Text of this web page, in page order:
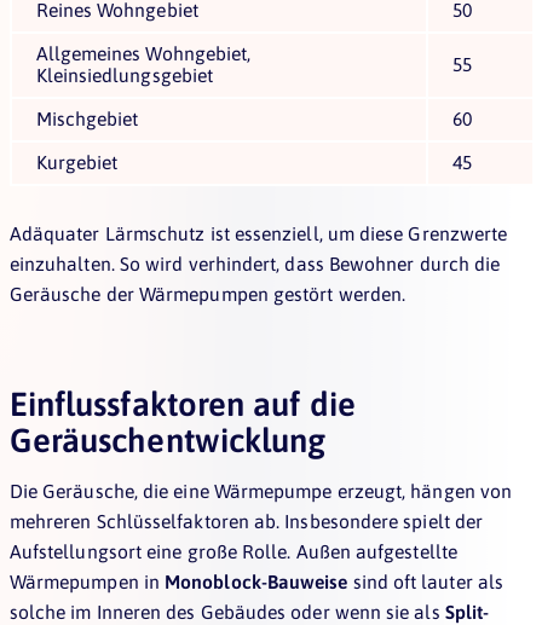
Reines Wohngebiet
50
Allgemeines Wohngebiet,
Kleinsiedlungsgebiet
55
Mischgebiet
60
Kurgebiet
45
Adäquater Lärmschutz ist essenziell, um diese Grenzwerte
einzuhalten. So wird verhindert, dass Bewohner durch die
Geräusche der Wärmepumpen gestört werden.
Einflussfaktoren auf die
Geräuschentwicklung
Die Geräusche, die eine Wärmepumpe erzeugt, hängen von
mehreren Schlüsselfaktoren ab. Insbesondere spielt der
Aufstellungsort eine große Rolle. Außen aufgestellte
Wärmepumpen in Monoblock-Bauweise sind oft lauter als
solche im Inneren des Gebäudes oder wenn sie als Split-